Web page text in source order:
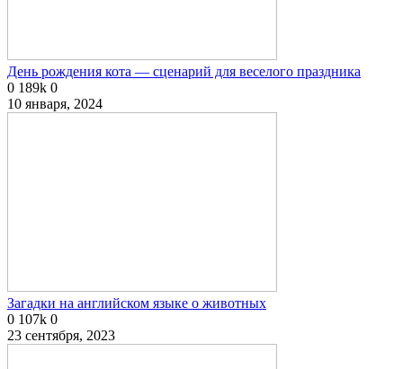
День рождения кота — сценарий для веселого праздника
0 189k 0
10 января, 2024
Загадки на английском языке о животных
0 107k 0
23 сентября, 2023